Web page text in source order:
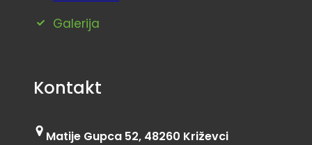
Galerija
Kontakt
Matije Gupca 52, 48260 Križevci